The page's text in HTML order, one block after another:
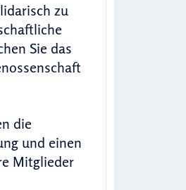
zu
Sie das
die
und einen
Mitglieder